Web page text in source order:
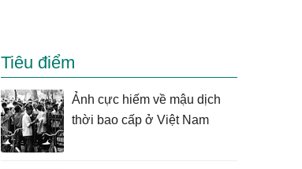
Tiêu điểm
Ảnh cực hiếm về mậu dịch
thời bao cấp ở Việt Nam